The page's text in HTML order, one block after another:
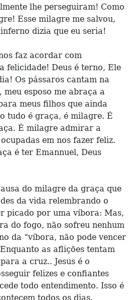
lhe perseguiram! Como
Esse milagre me salvou,
dizia que eu seria!
faz acordar com
felicidade! Deus é terno, Ele
Os pássaros cantam na
esposo me abraça a
meus filhos que ainda
tudo é graça, é milagre. É
É milagre admirar a
em nos fazer feliz.
é ter Emannuel, Deus
do milagre da graça que
da vida relembrando o
picado por uma víbora: Mas,
do fogo, não sofreu nenhum
da “víbora, não pode vencer
as aflições tentam
a cruz.. Jesus é o
felizes e confiantes
todo entendimento. Isso é
todos os dias.